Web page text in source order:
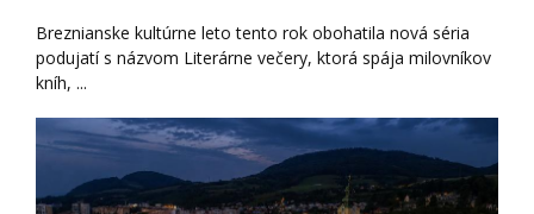
Breznianske kultúrne leto tento rok obohatila nová séria
podujatí s názvom Literárne večery, ktorá spája milovníkov
kníh, ...